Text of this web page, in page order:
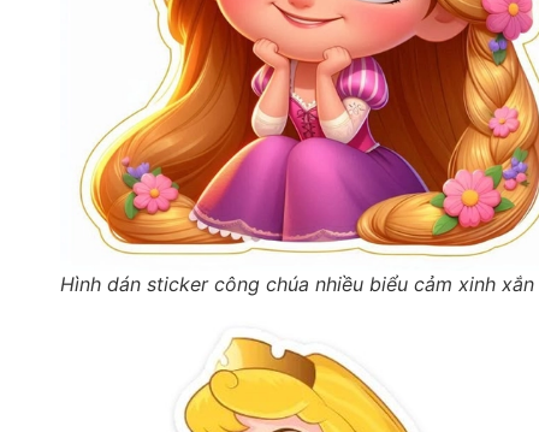
Hình dán sticker công chúa nhiều biểu cảm xinh xắn